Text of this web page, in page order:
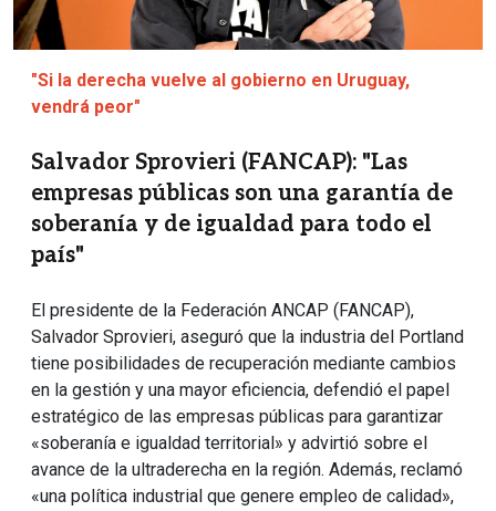
"Si la derecha vuelve al gobierno en Uruguay,
vendrá peor"
Salvador Sprovieri (FANCAP): "Las
empresas públicas son una garantía de
soberanía y de igualdad para todo el
país"
El presidente de la Federación ANCAP (FANCAP),
Salvador Sprovieri, aseguró que la industria del Portland
tiene posibilidades de recuperación mediante cambios
en la gestión y una mayor eficiencia, defendió el papel
estratégico de las empresas públicas para garantizar
«soberanía e igualdad territorial» y advirtió sobre el
avance de la ultraderecha en la región. Además, reclamó
«una política industrial que genere empleo de calidad»,